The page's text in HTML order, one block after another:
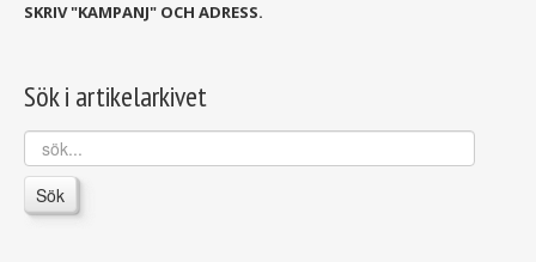
SKRIV "KAMPANJ" OCH ADRESS.
Sök i artikelarkivet
sök...
Sök